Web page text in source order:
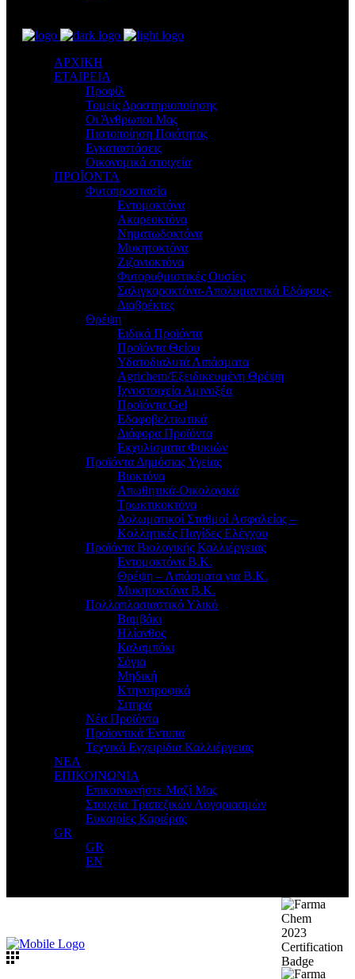
ΑΡΧΙΚΗ
ΕΤΑΙΡΕΙΑ
Προφίλ
Τομείς Δραστηριοποίησης
Οι Άνθρωποι Μας
Πιστοποίηση Ποιότητας
Εγκαταστάσεις
Οικονομικά στοιχεία
ΠΡΟΪΟΝΤΑ
Φυτοπροστασία
Εντομοκτόνα
Ακαρεοκτόνα
Νηματωδοκτόνα
Μυκητοκτόνα
Ζιζανιοκτόνα
Φυτορυθμιστικές Ουσίες
Σαλιγκαροκτόνα-Απολυμαντικά Εδάφους-
Διαβρέκτες
Θρέψη
Ειδικά Προϊόντα
Προϊόντα Θείου
Υδατοδιαλυτά Λιπάσματα
Agrichem/Εξειδικευμένη Θρέψη
Ιχνοστοιχεία Αμινοξέα
Προϊόντα Gel
Εδαφοβελτιωτικά
Διάφορα Προϊόντα
Εκχυλίσματα Φυκιών
Προϊόντα Δημόσιας Υγείας
Βιοκτόνα
Απωθητικά-Οικολογικά
Τρωκτικοκτόνα
Δολωματικοί Σταθμοί Ασφαλείας –
Κολλητικές Παγίδες Ελέγχου
Προϊόντα Βιολογικής Καλλιέργειας
Εντομοκτόνα Β.Κ.
Θρέψη – Λιπάσματα για Β.Κ.
Μυκητοκτόνα Β.Κ.
Πολλαπλασιαστικό Υλικό
Βαμβάκι
Ηλίανθος
Καλαμπόκι
Σόγια
Μηδική
Κτηνοτροφικά
Σιτηρά
Νέα Προϊόντα
Προϊοντικά Έντυπα
Τεχνικά Εγχειρίδια Καλλιέργειας
ΝΕΑ
ΕΠΙΚΟΙΝΩΝΙΑ
Επικοινωνήστε Μαζί Μας
Στοιχεία Τραπεζικών Λογαριασμών
Ευκαιρίες Καριέρας
GR
GR
EN